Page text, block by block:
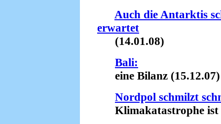
Auch die Antarktis
erwartet
(14.01.08)
Bali:
eine Bilanz (15.12.07)
Nordpol schmilzt
Klimakatastrophe ist